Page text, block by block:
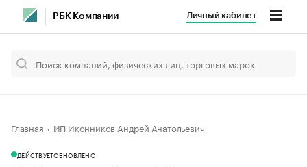
РБК Компании Личный кабинет
Главная ИП Иконников Андрей Анатольевич
ДЕЙСТВУЕТОБНОВЛЕНО